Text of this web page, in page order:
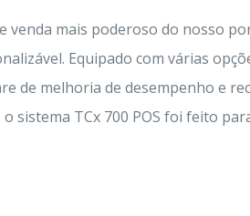
venda mais poderoso do nosso
Equipado com várias
de melhoria de desempenho e
sistema TCx 700 POS foi feito